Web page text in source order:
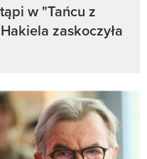
w "Tańcu z
zaskoczyła